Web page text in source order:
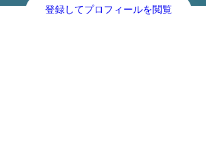
登録してプロフィールを閲覧